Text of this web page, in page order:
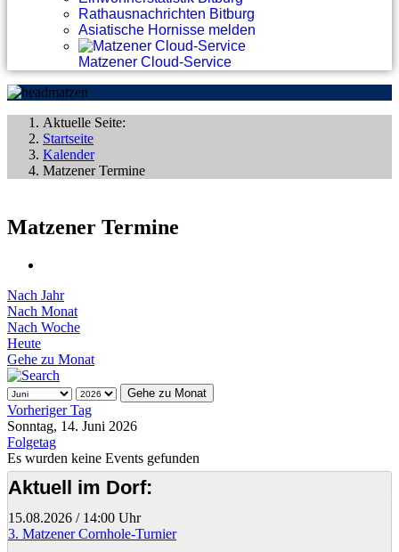
Rathausnachrichten Bitburg
Asiatische Hornisse melden
Matzener Cloud-Service
Aktuelle Seite:
Startseite
Kalender
Matzener Termine
Matzener Termine
Nach Jahr
Nach Monat
Nach Woche
Heute
Gehe zu Monat
Gehe zu Monat
Vorheriger Tag
Sonntag, 14. Juni 2026
Folgetag
Es wurden keine Events gefunden
Aktuell im Dorf:
15.08.2026 / 14:00 Uhr
3. Matzener Cornhole-Turnier